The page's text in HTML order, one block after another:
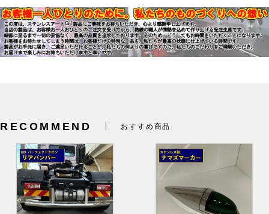
RECOMMEND おすすめ商品